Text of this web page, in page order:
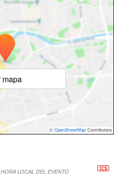
mapa
© OpenStreetMap Contributors
LOCAL DEL EVENTO